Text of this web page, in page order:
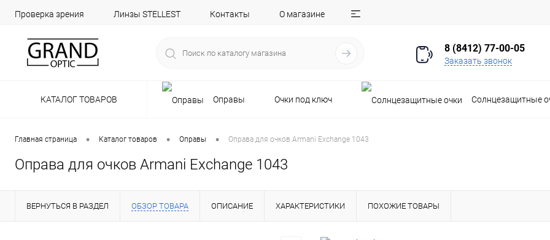
Проверка зрения Линзы STELLEST Контакты О магазине
8 (8412) 77-00-05
Заказать звонок
КАТАЛОГ ТОВАРОВ Оправы Очки под ключ Солнцезащитные
Главная страница • Каталог товаров • Оправы • Оправа для очков Armani Exchange 1043
Оправа для очков Armani Exchange 1043
ВЕРНУТЬСЯ В РАЗДЕЛ ОБЗОР ТОВАРА ОПИСАНИЕ ХАРАКТЕРИСТИКИ ПОХОЖИЕ ТОВАРЫ